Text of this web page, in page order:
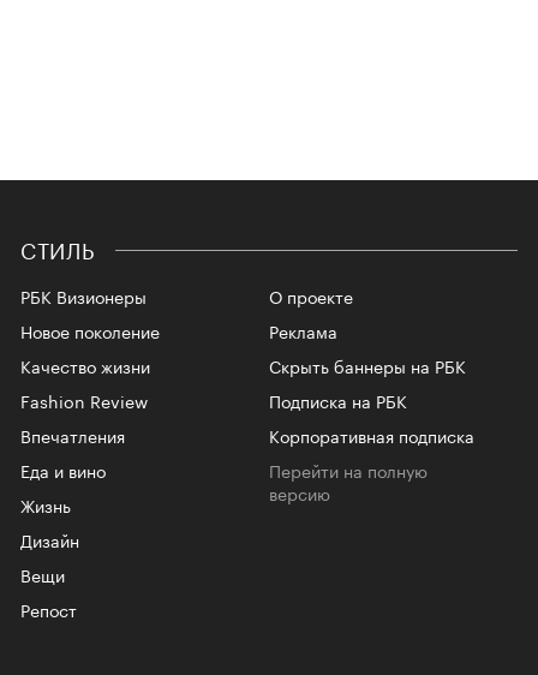
СТИЛЬ
РБК Визионеры
Новое поколение
Качество жизни
Fashion Review
Впечатления
Еда и вино
Жизнь
Дизайн
Вещи
Репост
О проекте
Реклама
Скрыть баннеры на РБК
Подписка на РБК
Корпоративная подписка
Перейти на полную
версию